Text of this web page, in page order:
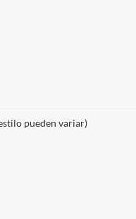
pueden variar)